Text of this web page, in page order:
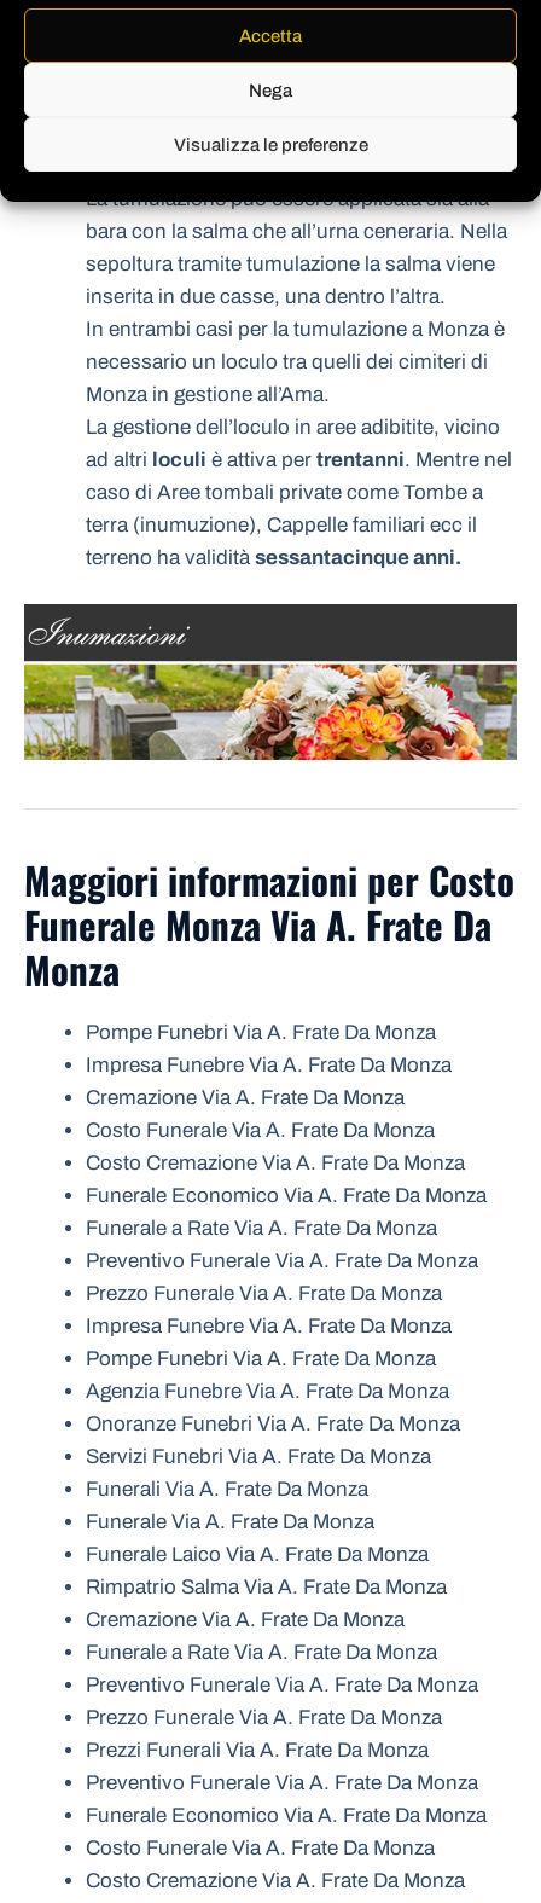
Accetta
Nega
Visualizza le preferenze
Nella tumulazione la salma o l’urna viene
inserita all’interno diloculiappositamenti
predisposti. Ogni loculo può essere occupato
trenta annicon possibilità di rinnovare la
concessione comunale.
La tumulazione può essere applicata sia alla
bara con la salma che all’urna ceneraria. Nella
sepoltura tramite tumulazione la salma viene
inserita in due casse, una dentro l’altra.
In entrambi casi per la tumulazione a Monza è
necessario un loculo tra quelli dei cimiteri di
Monza in gestione all’Ama.
La gestione dell’loculo in aree adibitite, vicino
ad altri loculi è attiva per trentanni. Mentre nel
caso di Aree tombali private come Tombe a
terra (inumuzione), Cappelle familiari ecc il
terreno ha validitàsessantacinque anni.
Maggiori informazioni per Costo
Funerale Monza Via A. Frate Da
Monza
Pompe Funebri Via A. Frate Da Monza
Impresa Funebre Via A. Frate Da Monza
Cremazione Via A. Frate Da Monza
Costo Funerale Via A. Frate Da Monza
Costo Cremazione Via A. Frate Da Monza
Funerale Economico Via A. Frate Da Monza
Funerale a Rate Via A. Frate Da Monza
Preventivo Funerale Via A. Frate Da Monza
Prezzo Funerale Via A. Frate Da Monza
Impresa Funebre Via A. Frate Da Monza
Pompe Funebri Via A. Frate Da Monza
Agenzia Funebre Via A. Frate Da Monza
Onoranze Funebri Via A. Frate Da Monza
Servizi Funebri Via A. Frate Da Monza
Funerali Via A. Frate Da Monza
Funerale Via A. Frate Da Monza
Funerale Laico Via A. Frate Da Monza
Rimpatrio Salma Via A. Frate Da Monza
Cremazione Via A. Frate Da Monza
Funerale a Rate Via A. Frate Da Monza
Preventivo Funerale Via A. Frate Da Monza
Prezzo Funerale Via A. Frate Da Monza
Prezzi Funerali Via A. Frate Da Monza
Preventivo Funerale Via A. Frate Da Monza
Funerale Economico Via A. Frate Da Monza
Costo Funerale Via A. Frate Da Monza
Costo Cremazione Via A. Frate Da Monza